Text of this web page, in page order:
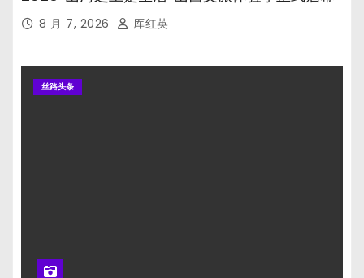
8 月 7, 2026 厍红英
丝路头条